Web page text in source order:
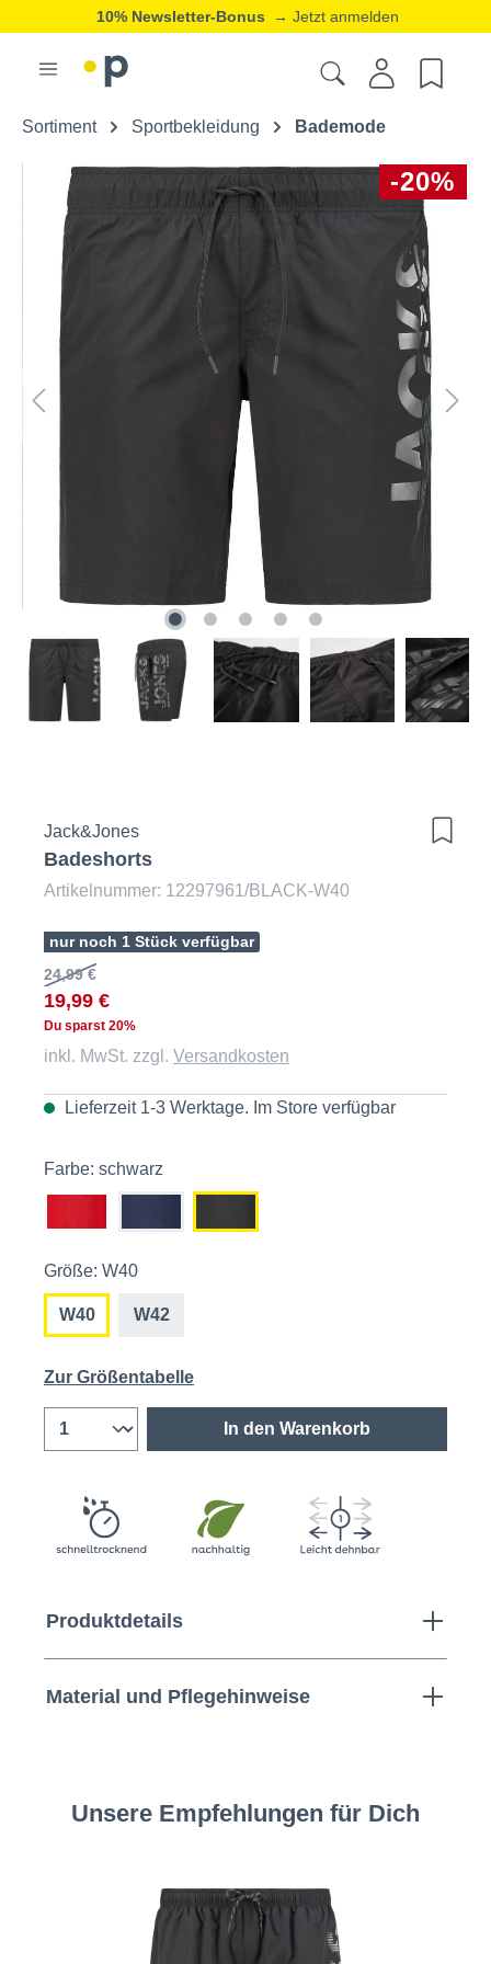
10% Newsletter-Bonus → Jetzt anmelden
Sortiment Sportbekleidung Bademode
-20%
Jack&Jones
Badeshorts
Artikelnummer: 12297961/BLACK-W40
nur noch 1 Stück verfügbar
24,99 €
19,99 €
Du sparst 20%
inkl. MwSt. zzgl. Versandkosten
Lieferzeit 1-3 Werktage. Im Store verfügbar
Farbe: schwarz
Größe: W40
W40 W42
Zur Größentabelle
In den Warenkorb
Produktdetails
Material und Pflegehinweise
Unsere Empfehlungen für Dich